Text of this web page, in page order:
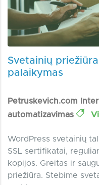
Svetainių
palaikymas
Petruskevich.com
automatizavimas
WordPress svetainių
SSL sertifikatai,
kopijos. Greitas ir
priežiūra. Stebime